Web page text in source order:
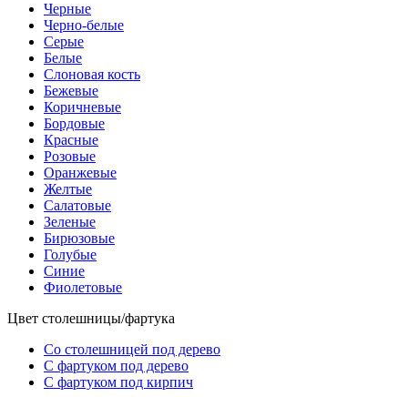
Черные
Черно-белые
Серые
Белые
Слоновая кость
Бежевые
Коричневые
Бордовые
Красные
Розовые
Оранжевые
Желтые
Салатовые
Зеленые
Бирюзовые
Голубые
Синие
Фиолетовые
Цвет столешницы/фартука
Со столешницей под дерево
С фартуком под дерево
С фартуком под кирпич